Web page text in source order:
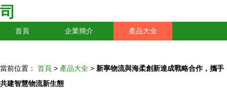
司
首頁 企業簡介 產品大全
當前位置： 首頁 > 產品大全 > 新寧物流與海柔創新達成戰略合作，攜手
共建智慧物流新生態